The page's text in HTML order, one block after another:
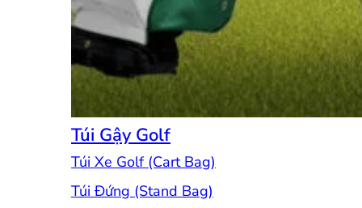
Túi Gậy Golf
Túi Xe Golf (Cart Bag)
Túi Đứng (Stand Bag)